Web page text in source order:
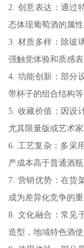
2. 创意表达：通过
态体现葡萄酒的属
3. 材质多样：除玻
强触觉体验和质感表
4. 功能创新：部分
带杯子的组合结构等
5. 收藏价值：因设
尤其限量版或艺术家
6. 工艺复杂：多采
产成本高于普通酒瓶
7. 营销优势：在货
成为差异化竞争的重
8. 文化融合：常见
造型，地域特色酒